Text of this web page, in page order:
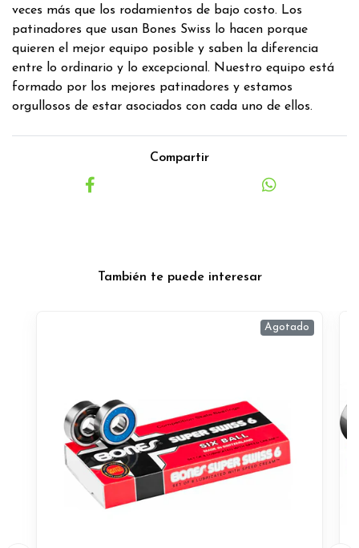
veces más que los rodamientos de bajo costo. Los
patinadores que usan Bones Swiss lo hacen porque
quieren el mejor equipo posible y saben la diferencia
entre lo ordinario y lo excepcional. Nuestro equipo está
formado por los mejores patinadores y estamos
orgullosos de estar asociados con cada uno de ellos.
Compartir
También te puede interesar
Agotado